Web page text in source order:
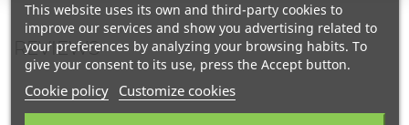
REVIEWS
This website uses its own and third-party cookies to
improve our services and show you advertising related to
your preferences by analyzing your browsing habits. To
give your consent to its use, press the Accept button.
Cookie policy Customize cookies